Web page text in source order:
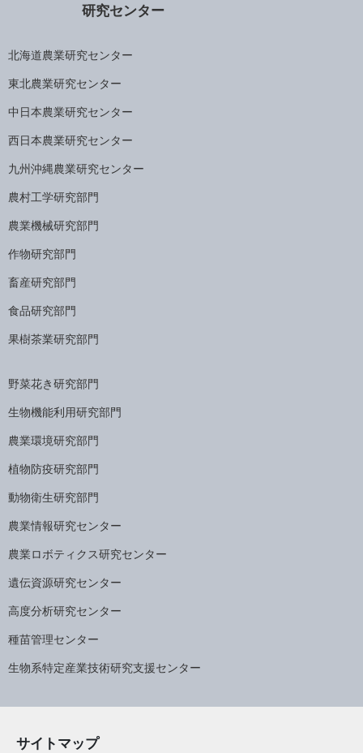
研究センター
北海道農業研究センター
東北農業研究センター
中日本農業研究センター
西日本農業研究センター
九州沖縄農業研究センター
農村工学研究部門
農業機械研究部門
作物研究部門
畜産研究部門
食品研究部門
果樹茶業研究部門
野菜花き研究部門
生物機能利用研究部門
農業環境研究部門
植物防疫研究部門
動物衛生研究部門
農業情報研究センター
農業ロボティクス研究センター
遺伝資源研究センター
高度分析研究センター
種苗管理センター
生物系特定産業技術研究支援センター
サイトマップ